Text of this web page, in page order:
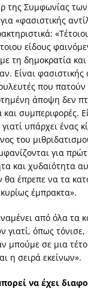
της Συμφωνίας
«φασιστικής
είδους
τη δημοκρατία
Είναι
που
άποψη δεν
και συμπεριφορές.
υπάρχει ένας
του
για
και χυδαιότητα
έπρεπε να τα
έμπρακτα».
από όλα τα
γιατί, όπως
μπούμε σε μια
η σειρά εκείνων».
να έχει